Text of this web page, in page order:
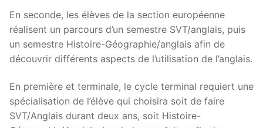
En seconde, les élèves de la section européenne
réalisent un parcours d’un semestre SVT/anglais, puis
un semestre Histoire-Géographie/anglais afin de
découvrir différents aspects de l’utilisation de l’anglais.
En première et terminale, le cycle terminal requiert une
spécialisation de l’élève qui choisira soit de faire
SVT/Anglais durant deux ans, soit Histoire-